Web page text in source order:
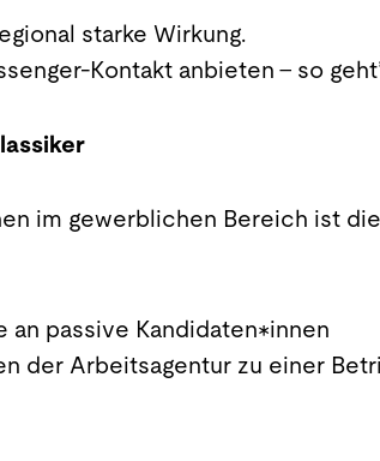
starke Wirkung.
Kontakt anbieten – so
im gewerblichen Bereich ist
an passive Kandidaten*innen
der Arbeitsagentur zu einer